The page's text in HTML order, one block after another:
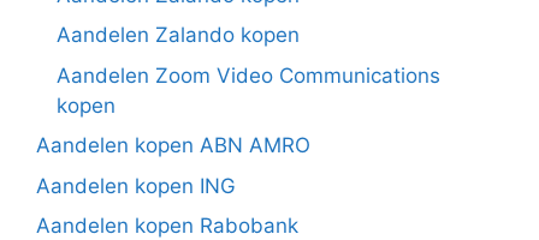
Aandelen Zalando kopen
Aandelen Zoom Video Communications
kopen
Aandelen kopen ABN AMRO
Aandelen kopen ING
Aandelen kopen Rabobank